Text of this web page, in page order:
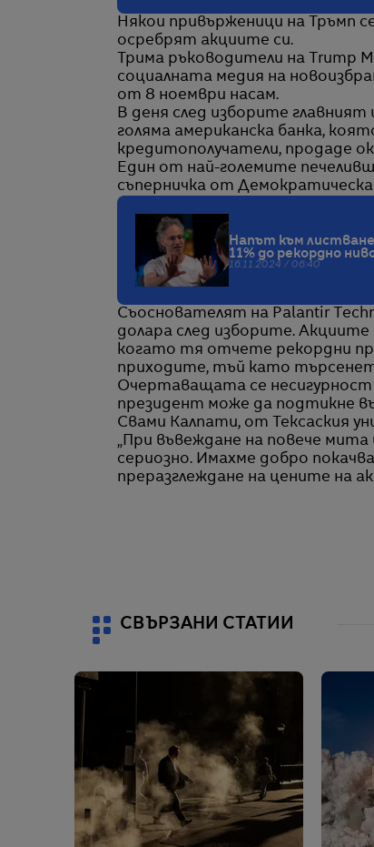
Някои привърженици на Тръмп
осребрят акциите си.
Трима ръководители на Trump
социалната медия на
от 8 ноември насам.
В деня след изборите
голяма американска банка,
кредитополучатели, продаде
Един от най-големите
съперничка от
Напът към
11% до рекордно
16.11.2024 / 06:40
Съоснователят на Palantir
долара след изборите.
когато тя отчете рекордни
приходите, тъй като
Очертаващата се
президент може да подтикне
Свами Калпати, от Тексаския
„При въвеждане на повече
сериозно. Имахме добро
преразглеждане на цените на
СВЪРЗАНИ СТАТИИ